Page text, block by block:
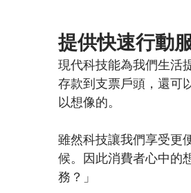
提供快速行動
現代科技能為我們生活
存款到支票戶頭，還可
以想像的。
雖然科技讓我們享受更
候。因此消費者心中的
務？」